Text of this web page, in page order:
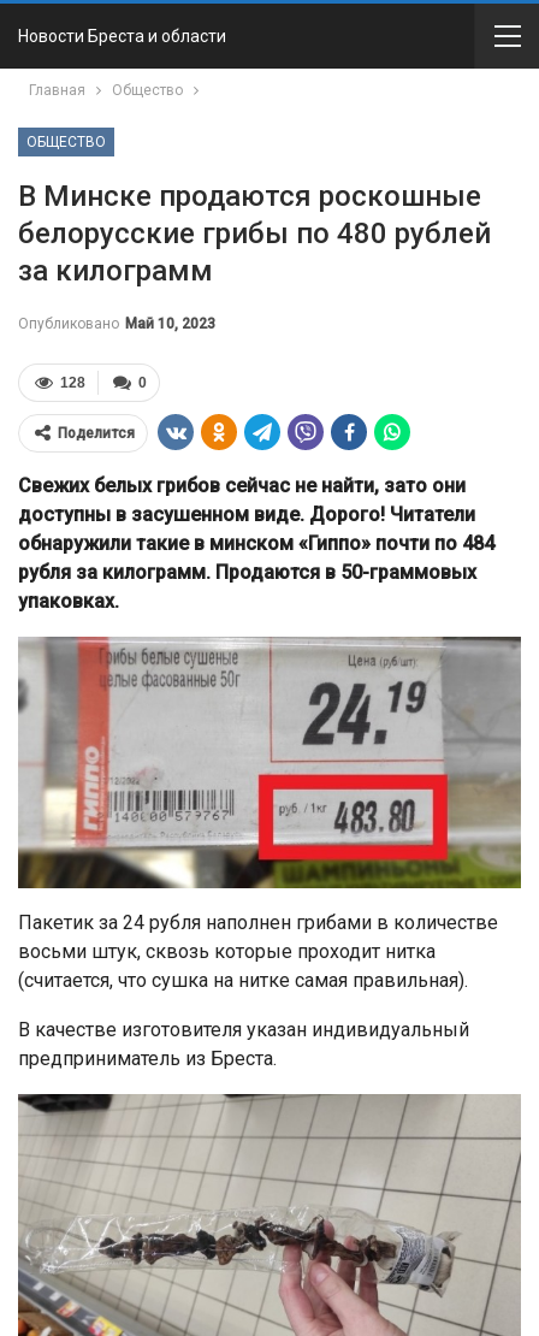
Новости Бреста и области
Главная Общество
ОБЩЕСТВО
В Минске продаются роскошные
белорусские грибы по 480 рублей
за килограмм
Опубликовано Май 10, 2023
0
128
Поделится
Свежих белых грибов сейчас не найти, зато они
доступны в засушенном виде. Дорого! Читатели
обнаружили такие в минском «Гиппо» почти по 484
рубля за килограмм. Продаются в 50-граммовых
упаковках.
Пакетик за 24 рубля наполнен грибами в количестве
восьми штук, сквозь которые проходит нитка
(считается, что сушка на нитке самая правильная).
В качестве изготовителя указан индивидуальный
предприниматель из Бреста.